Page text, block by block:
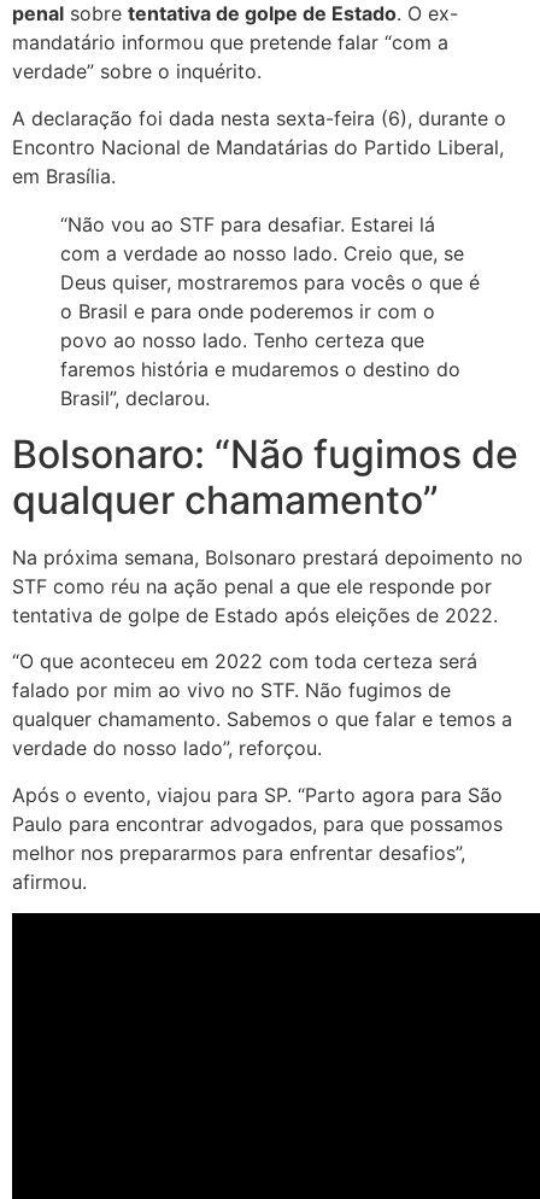
penal sobre tentativa de golpe de Estado. O ex-
mandatário informou que pretende falar “com a
verdade” sobre o inquérito.
A declaração foi dada nesta sexta-feira (6), durante o
Encontro Nacional de Mandatárias do Partido Liberal,
em Brasília.
“Não vou ao STF para desafiar. Estarei lá
com a verdade ao nosso lado. Creio que, se
Deus quiser, mostraremos para vocês o que é
o Brasil e para onde poderemos ir com o
povo ao nosso lado. Tenho certeza que
faremos história e mudaremos o destino do
Brasil”, declarou.
Bolsonaro: “Não fugimos de
qualquer chamamento”
Na próxima semana, Bolsonaro prestará depoimento no
STF como réu na ação penal a que ele responde por
tentativa de golpe de Estado após eleições de 2022.
“O que aconteceu em 2022 com toda certeza será
falado por mim ao vivo no STF. Não fugimos de
qualquer chamamento. Sabemos o que falar e temos a
verdade do nosso lado”, reforçou.
Após o evento, viajou para SP. “Parto agora para São
Paulo para encontrar advogados, para que possamos
melhor nos prepararmos para enfrentar desafios”,
afirmou.